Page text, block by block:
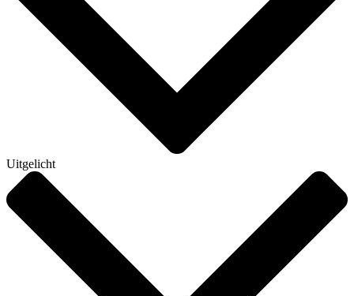
Uitgelicht